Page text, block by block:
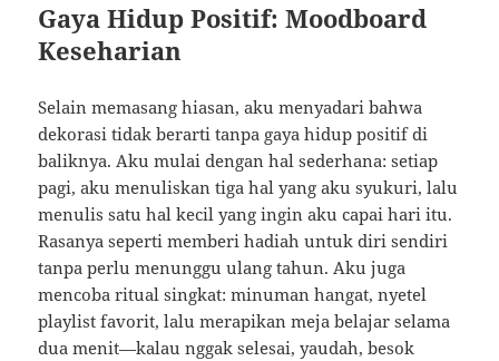
Gaya Hidup Positif: Moodboard
Keseharian
Selain memasang hiasan, aku menyadari bahwa
dekorasi tidak berarti tanpa gaya hidup positif di
baliknya. Aku mulai dengan hal sederhana: setiap
pagi, aku menuliskan tiga hal yang aku syukuri, lalu
menulis satu hal kecil yang ingin aku capai hari itu.
Rasanya seperti memberi hadiah untuk diri sendiri
tanpa perlu menunggu ulang tahun. Aku juga
mencoba ritual singkat: minuman hangat, nyetel
playlist favorit, lalu merapikan meja belajar selama
dua menit—kalau nggak selesai, yaudah, besok